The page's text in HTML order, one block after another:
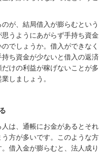
が、結局借入が膨らむという
うようにあがらず手持ち資金
でしょうか。借入ができなく
ち資金が少ないと借入の返済
けの利益が稼げないことが多
しましょう。
は、通帳にお金があるとそれ
方が多いです。このような方
借入金が膨らむと、法人成り